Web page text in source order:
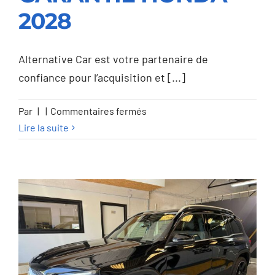
GARANTIE HONDA
2028
Alternative Car est votre partenaire de
confiance pour l’acquisition et [...]
Par | | Commentaires fermés
HR-
HR-
V
e:HEV
1.5i
Advance
eCVT
Lire la suite